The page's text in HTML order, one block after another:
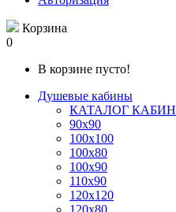
Корзина
0
В корзине пусто!
Душевые кабины
КАТАЛОГ КАБИН
90x90
100x100
100x80
100x90
110x90
120x120
120x80